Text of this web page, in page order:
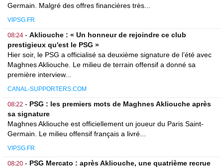
Germain. Malgré des offres financières très...
VIPSG.FR
08:24- Akliouche : « Un honneur de rejoindre ce club
prestigieux qu'est le PSG »
Hier soir, le PSG a officialisé sa deuxième signature de l’été avec
Maghnes Akliouche. Le milieu de terrain offensif a donné sa
première interview...
CANAL-SUPPORTERS.COM
08:22 - PSG : les premiers mots de Maghnes Akliouche après
sa signature
Maghnes Akliouche est officiellement un joueur du Paris Saint-
Germain. Le milieu offensif français a livré...
VIPSG.FR
08:20 - PSG Mercato : après Akliouche, une quatrième recrue